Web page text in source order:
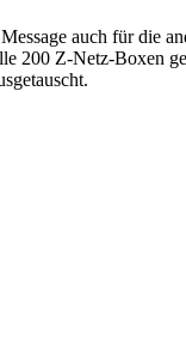
auch für die
200 Z-Netz-Boxen